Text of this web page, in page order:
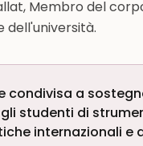
Membro del
dell'università.
condivisa a
studenti di
internazionali e